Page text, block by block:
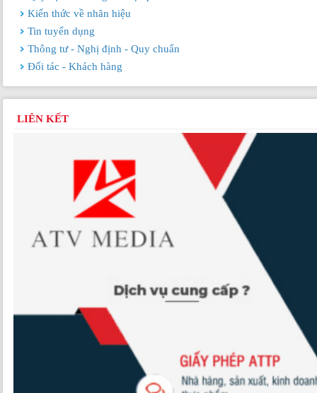
Kiến thức về nhãn hiệu
Tin tuyển dụng
Thông tư - Nghị định - Quy chuẩn
Đối tác - Khách hàng
LIÊN KẾT